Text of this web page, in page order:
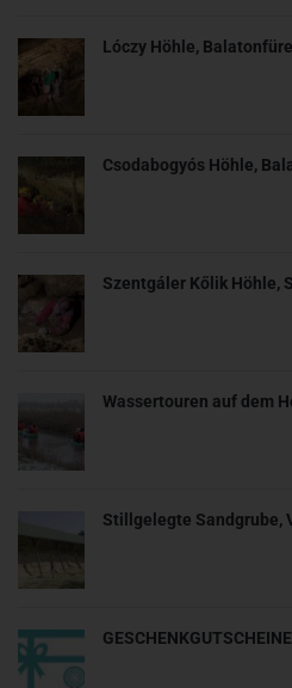
Lóczy Höhle,
Csodabogyós Höhle,
Szentgáler Kőlik Höhle,
Wassertouren auf dem
Stillgelegte Sandgrube,
GESCHENKGUTSCHEINE